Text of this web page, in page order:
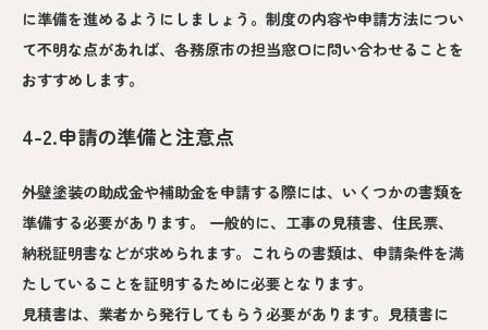
に準備を進めるようにしましょう。制度の内容や申請方法につい
て不明な点があれば、各務原市の担当窓口に問い合わせることを
おすすめします。
4-2.申請の準備と注意点
外壁塗装の助成金や補助金を申請する際には、いくつかの書類を
準備する必要があります。 一般的に、工事の見積書、住民票、
納税証明書などが求められます。これらの書類は、申請条件を満
たしていることを証明するために必要となります。
見積書は、業者から発行してもらう必要があります。見積書に